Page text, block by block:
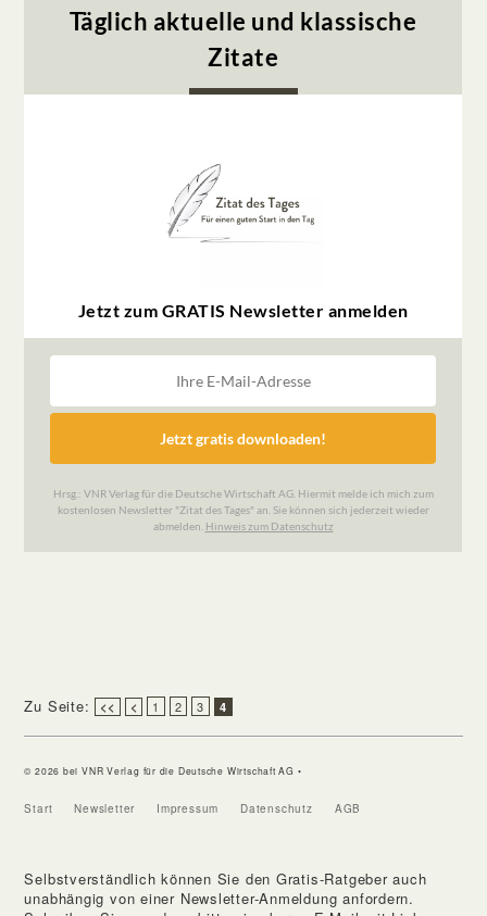
Zu Seite: << < 1 2 3 4
© 2026 bei VNR Verlag für die Deutsche Wirtschaft AG •
Start Newsletter Impressum Datenschutz AGB
Selbstverständlich können Sie den Gratis-Ratgeber auch
unabhängig von einer Newsletter-Anmeldung anfordern.